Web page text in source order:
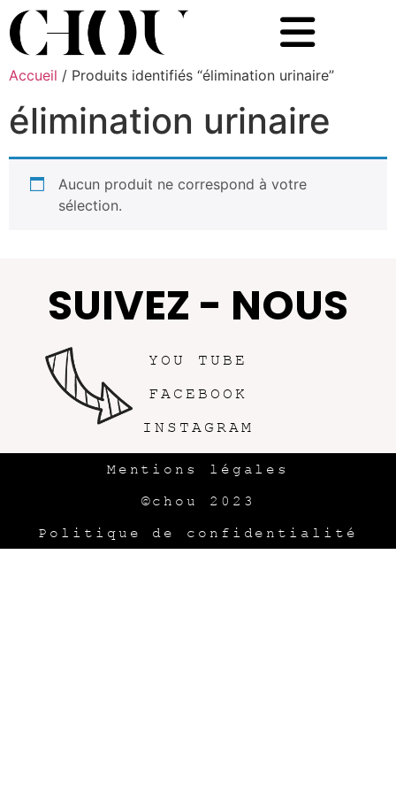
Accueil / Produits identifiés “élimination urinaire”
élimination urinaire
Aucun produit ne correspond à votre
sélection.
SUIVEZ - NOUS
YOU TUBE
FACEBOOK
INSTAGRAM
Mentions légales
©chou 2023
Politique de confidentialité